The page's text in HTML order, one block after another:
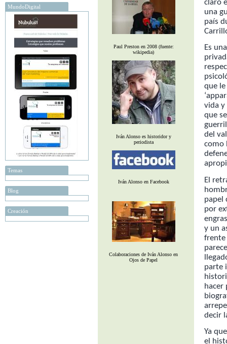
MundoDigital
Temas
Blog
Creación
Paul Preston en 2008 (fuente:
wikipedia)
Iván Alonso es historidor y
periodista
Iván Alonso en Facebook
Colaboraciones de Iván Alonso en
Ojos de Papel
claro
una
país
Es
que
vida y
que
del
como
El
papel
por
y un
frente
parte
hacer
decir
Ya
el